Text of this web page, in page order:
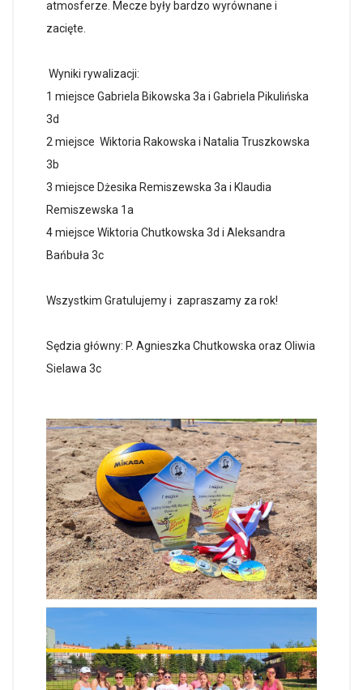
atmosferze. Mecze były bardzo wyrównane i
zacięte.
Wyniki rywalizacji:
1 miejsce Gabriela Bikowska 3a i Gabriela Pikulińska
3d
2 miejsce Wiktoria Rakowska i Natalia Truszkowska
3b
3 miejsce Dżesika Remiszewska 3a i Klaudia
Remiszewska 1a
4 miejsce Wiktoria Chutkowska 3d i Aleksandra
Bańbuła 3c
Wszystkim Gratulujemy i zapraszamy za rok!
Sędzia główny: P. Agnieszka Chutkowska oraz Oliwia
Sielawa 3c